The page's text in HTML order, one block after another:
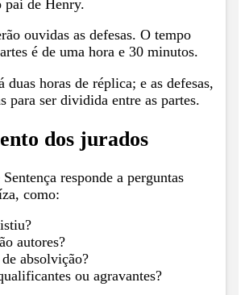
pai de Henry.
ouvidas as defesas. O tempo
é de uma hora e 30 minutos.
duas horas de réplica; e as defesas,
para ser dividida entre as partes.
dos jurados
responde a perguntas
como:
autores?
absolvição?
ou agravantes?